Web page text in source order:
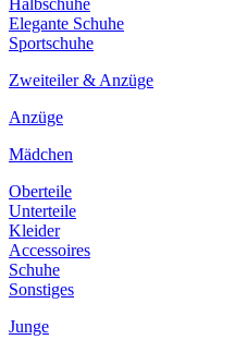
Halbschuhe
Elegante Schuhe
Sportschuhe
Zweiteiler & Anzüge
Anzüge
Mädchen
Oberteile
Unterteile
Kleider
Accessoires
Schuhe
Sonstiges
Junge